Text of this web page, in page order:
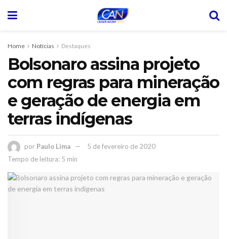
Home Notícias Destaques
Bolsonaro assina projeto
com regras para mineração
e geração de energia em
terras indígenas
por Paulo Lima
5 de fevereiro de 2020
Tempo de leitura: 5 min